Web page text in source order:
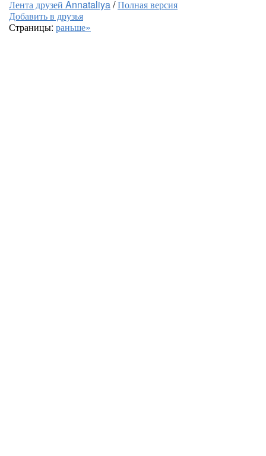
Лента друзей Annataliya/Полная версия
Добавить в друзья
Страницы: раньше»